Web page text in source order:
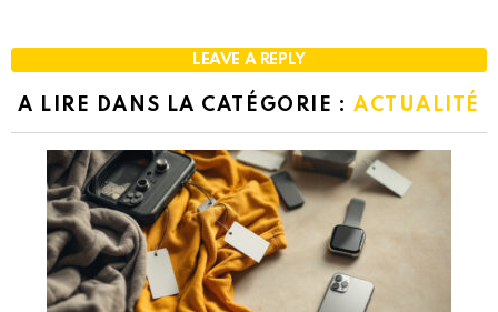
LEAVE A REPLY
A LIRE DANS LA CATÉGORIE : ACTUALITÉ